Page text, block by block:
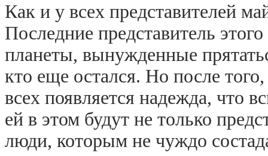
Как и у всех представителей
Последние представитель
планеты, вынужденные
кто еще остался. Но после
всех появляется надежда, что
ей в этом будут не только
люди, которым не чуждо